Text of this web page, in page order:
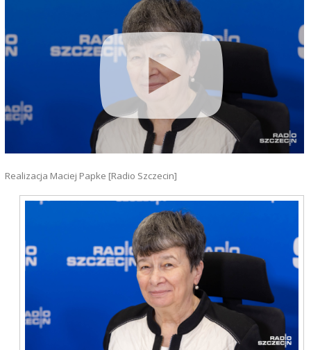
Realizacja Maciej Papke [Radio Szczecin]